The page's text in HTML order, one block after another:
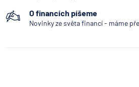
O financích píšeme
Novinky ze světa financí - máme